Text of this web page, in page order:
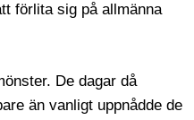
förlita sig på allmänna
De dagar då
än vanligt uppnådde de